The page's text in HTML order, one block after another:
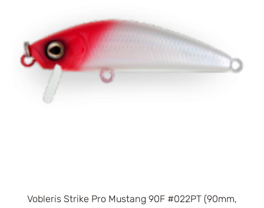
Vobleris Strike Pro Mustang 90F #022PT (90mm,